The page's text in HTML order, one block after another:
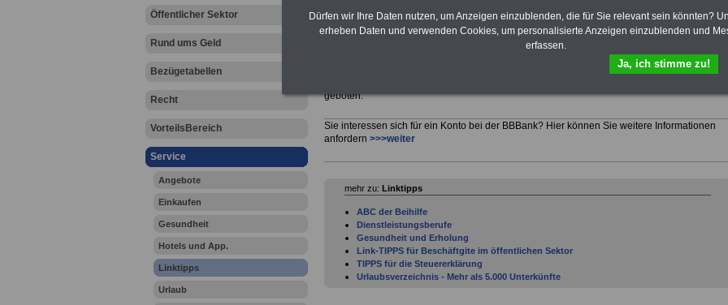
Öffentlicher Sektor
Rund ums Geld
Bezügetabellen
Recht
VorteilsBereich
Service
Angebote
Einkaufen
Gesundheit
Hotels und App.
Linktipps
Urlaub
Aber auch sonst werden zahlreiche Infos rund um die Themen
geboten.
Sie interessen sich für ein Konto bei der BBBank? Hier können Sie weitere Informationen
anfordern >>>weiter
mehr zu: Linktipps
ABC der Beihilfe
Dienstleistungsberufe
Gesundheit und Erholung
Link-TIPPS für Beschäftgite im öffentlichen Sektor
TIPPS für die Steuererklärung
Urlaubsverzeichnis - Mehr als 5.000 Unterkünfte
Dürfen wir Ihre Daten nutzen, um Anzeigen einzublenden, die für Sie relevant sein könnten?
erheben Daten und verwenden Cookies, um personalisierte Anzeigen einzublenden und
erfassen.
Ja, ich stimme zu!